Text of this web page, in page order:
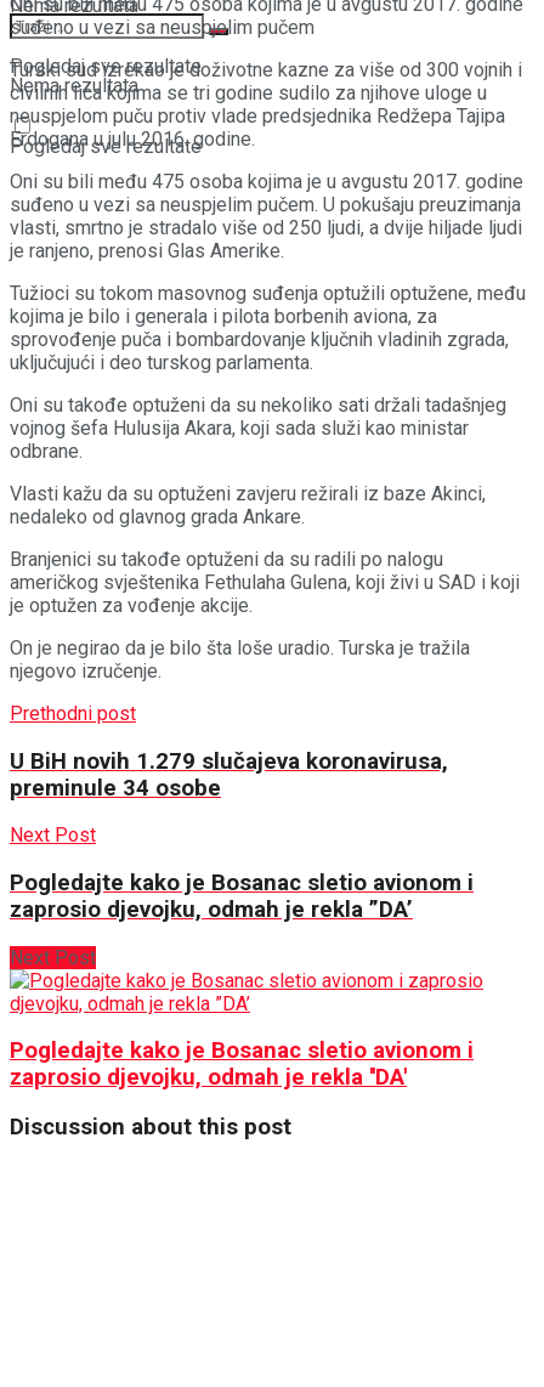
Nema rezultata
Pogledaj sve rezultate
Nema rezultata
Pogledaj sve rezultate
suđeno u vezi sa neuspjelim pučem
Turski sud izrekao je doživotne kazne za više od 300 vojnih i
civilnih lica kojima se tri godine sudilo za njihove uloge u
neuspjelom puču protiv vlade predsjednika Redžepa Tajipa
Erdogana u julu 2016. godine.
Oni su bili među 475 osoba kojima je u avgustu 2017. godine
suđeno u vezi sa neuspjelim pučem. U pokušaju preuzimanja
vlasti, smrtno je stradalo više od 250 ljudi, a dvije hiljade ljudi
je ranjeno, prenosi Glas Amerike.
Tužioci su tokom masovnog suđenja optužili optužene, među
kojima je bilo i generala i pilota borbenih aviona, za
sprovođenje puča i bombardovanje ključnih vladinih zgrada,
uključujući i deo turskog parlamenta.
Oni su takođe optuženi da su nekoliko sati držali tadašnjeg
vojnog šefa Hulusija Akara, koji sada služi kao ministar
odbrane.
Vlasti kažu da su optuženi zavjeru režirali iz baze Akinci,
nedaleko od glavnog grada Ankare.
Branjenici su takođe optuženi da su radili po nalogu
američkog svještenika Fethulaha Gulena, koji živi u SAD i koji
je optužen za vođenje akcije.
On je negirao da je bilo šta loše uradio. Turska je tražila
njegovo izručenje.
Prethodni post
U BiH novih 1.279 slučajeva koronavirusa,
preminule 34 osobe
Next Post
Pogledajte kako je Bosanac sletio avionom i
zaprosio djevojku, odmah je rekla ”DA’
Next Post
Pogledajte kako je Bosanac sletio avionom i
zaprosio djevojku, odmah je rekla ''DA'
Discussion about this post